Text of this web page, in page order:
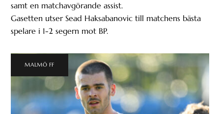
samt en matchavgörande assist.
Gasetten utser Sead Haksabanovic till matchens bästa
spelare i 1-2 segern mot BP.
MALMÖ FF